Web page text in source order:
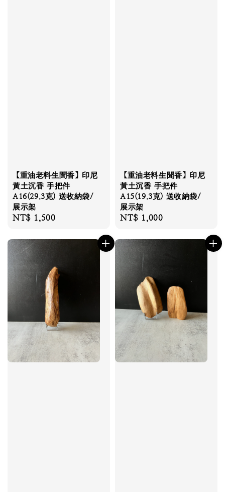
【重油老料生聞香】印尼
黃土沉香 手把件
A16(29.3克) 送收納袋/
展示架
Regular
NT$ 1,500
【重油老料生聞香】印尼
黃土沉香 手把件
A15(19.3克) 送收納袋/
展示架
Regular
NT$ 1,000